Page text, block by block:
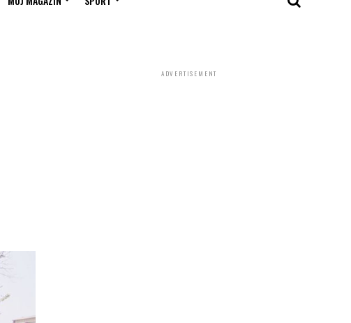
ADVERTISEMENT